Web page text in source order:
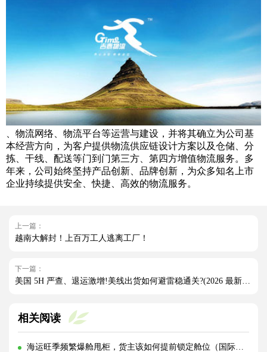
、物流网络、物流平台等运营与建设，并将其确立为公司基
本经营方向，为客户提供物流供应链设计方案以及仓储、分
拣、干线、配送等门到门第三方、第四方增值物流服务。多
年来，公司始终坚持产品创新、品牌创新，为众多知名上市
企业持续提供安全、快捷、高效的物流服务。
上一篇：
越南大解封！上百万工人逃离工厂！
下一篇：
相关阅读
海运旺季频繁爆舱甩柜，货主该如何提前锁定舱位（国际海运干货知识分享）